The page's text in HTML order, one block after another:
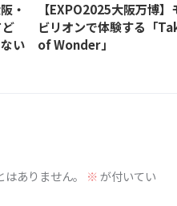
・
い
【EXPO2025大阪万博】
ビリオンで体験する「
of Wonder」
ありません。 ※が付いてい